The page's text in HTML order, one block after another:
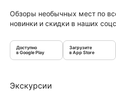
Обзоры необычных мест по
новинки и скидки в наших
Доступно
в Google Play
Загрузите
в App Store
Экскурсии